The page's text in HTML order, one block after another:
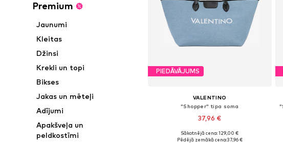
Premium
Jaunumi
Kleitas
Džinsi
Krekli un topi
Bikses
Jakas un mēteļi
Adījumi
Apakšveļa un
peldkostīmi
PIEDĀVĀJUMS
VALENTINO
"Shopper" tipa soma
37,96 €
Pieejamie izmēri: One Size
Sākotnējā cena: 129,00 €
Pēdējā zemākā cena:37,96 €